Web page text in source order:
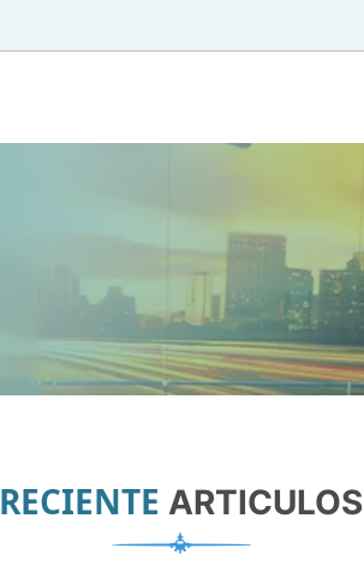
RECIENTE ARTICULOS